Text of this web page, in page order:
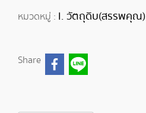
หมวดหมู่ : I. วัตถุดิบ(สรรพคุณ)
Share